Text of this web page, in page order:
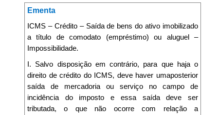
Ementa
ICMS – Crédito – Saída de bens do ativo imobilizado
a título de comodato (empréstimo) ou aluguel –
Impossibilidade.
I. Salvo disposição em contrário, para que haja o
direito de crédito do ICMS, deve haver umaposterior
saída de mercadoria ou serviço no campo de
incidência do imposto e essa saída deve ser
tributada, o que não ocorre com relação a